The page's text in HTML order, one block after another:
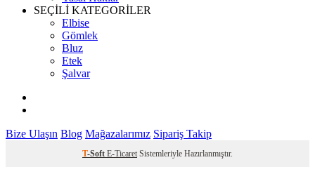
SEÇİLİ KATEGORİLER
Elbise
Gömlek
Bluz
Etek
Şalvar
Bize Ulaşın Blog Mağazalarımız Sipariş Takip
T-Soft E-Ticaret Sistemleriyle Hazırlanmıştır.